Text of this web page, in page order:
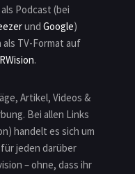
Podcast (bei
und Google)
TV-Format auf
.
Artikel, Videos &
Bei allen Links
handelt es sich um
jeden darüber
– ohne, dass ihr